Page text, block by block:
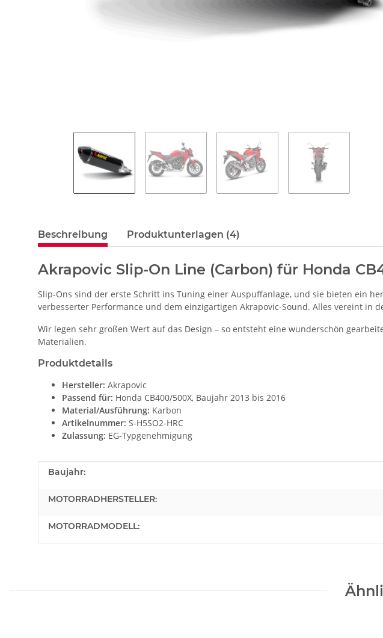
Beschreibung Produktunterlagen (4)
Akrapovic Slip-On Line (Carbon) für Honda
Slip-Ons sind der erste Schritt ins Tuning einer Auspuffanlage, und sie bieten ein
verbesserter Performance und dem einzigartigen Akrapovic-Sound. Alles vereint in
Wir legen sehr großen Wert auf das Design – so entsteht eine wunderschön
Materialien.
Produktdetails
Hersteller: Akrapovic
Passend für: Honda CB400/500X, Baujahr 2013 bis 2016
Material/Ausführung: Karbon
Artikelnummer: S-H5SO2-HRC
Zulassung: EG-Typgenehmigung
Produkteigenschaft
Wert
Baujahr:
MOTORRADHERSTELLER:
MOTORRADMODELL: